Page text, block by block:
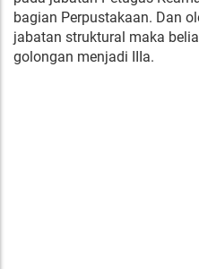
bagian Perpustakaan. Dan
jabatan struktural maka
golongan menjadi IIIa.